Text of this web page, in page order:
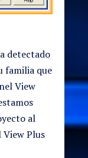
detectado
familia que
View
al
View Plus